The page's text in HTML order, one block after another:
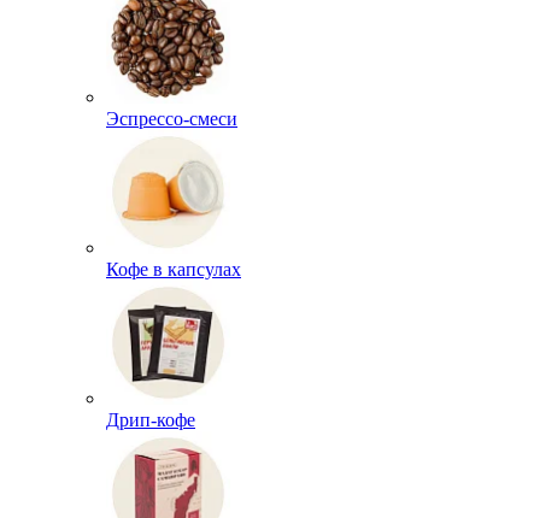
Эспрессо-смеси
Кофе в капсулах
Дрип-кофе